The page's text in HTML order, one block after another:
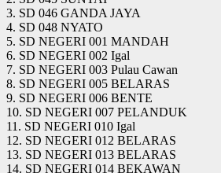
3. SD 046 GANDA JAYA
4. SD 048 NYATO
5. SD NEGERI 001 MANDAH
6. SD NEGERI 002 Igal
7. SD NEGERI 003 Pulau Cawan
8. SD NEGERI 005 BELARAS
9. SD NEGERI 006 BENTE
10. SD NEGERI 007 PELANDUK
11. SD NEGERI 010 Igal
12. SD NEGERI 012 BELARAS
13. SD NEGERI 013 BELARAS
14. SD NEGERI 014 BEKAWAN